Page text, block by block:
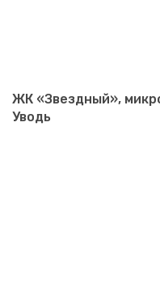
ЖК «Звездный»,
Уводь